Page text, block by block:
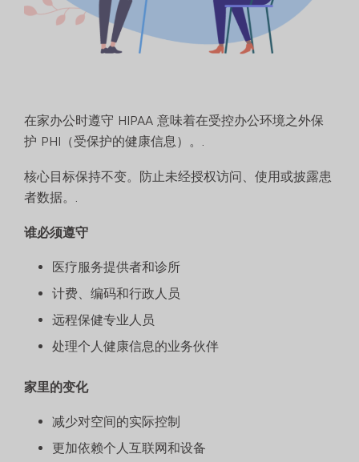
在家办公时遵守 HIPAA 意味着在受控办公环境之外保
护 PHI（受保护的健康信息）。.
核心目标保持不变。防止未经授权访问、使用或披露患
者数据。.
谁必须遵守
医疗服务提供者和诊所
计费、编码和行政人员
远程保健专业人员
处理个人健康信息的业务伙伴
家里的变化
减少对空间的实际控制
更加依赖个人互联网和设备